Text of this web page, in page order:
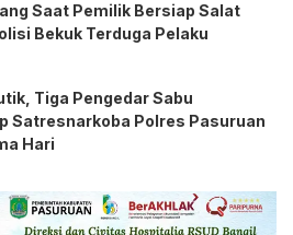
Saat Pemilik Bersiap Salat
Bekuk Terduga Pelaku
Tiga Pengedar Sabu
Satresnarkoba Polres Pasuruan
Hari